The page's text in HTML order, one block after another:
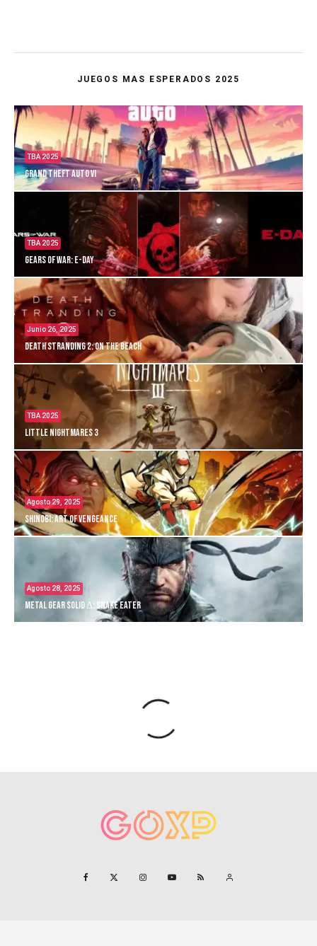
JUEGOS MAS ESPERADOS 2025
TBA 2025
Grand Theft Auto VI
TBA 2025
Gears of War: E-Day
Junio 26, 2025
Death Stranding 2: On the Beach
TBA 2025
Little Nightmares 3
Agosto 29, 2025
Shinobi: Art of Vengeance
Agosto 28, 2025
Metal Gear Solid Δ: Snake Eater